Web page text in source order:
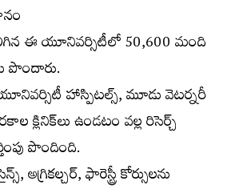
ఈ యూనివర్సిటీలో 50,600 మంది
పొందారు.
హాస్పిటల్స్, మూడు వెటర్నరీ
క్లినిక్‌లు ఉండటం వల్ల రిసెర్చ్
పొందింది.
అగ్రికల్చర్, ఫారెస్ట్రీ కోర్సులను